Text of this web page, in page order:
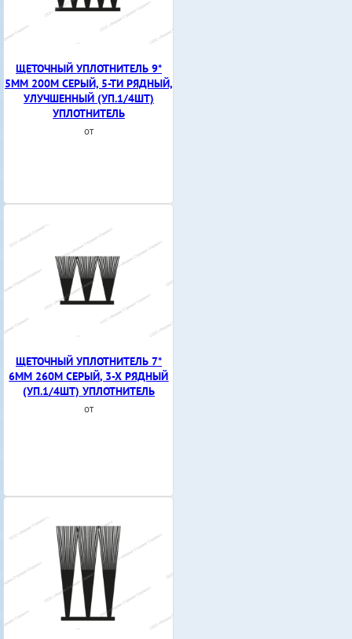
ЩЕТОЧНЫЙ УПЛОТНИТЕЛЬ 9*
5ММ 200М СЕРЫЙ, 5-ТИ РЯДНЫЙ,
УЛУЧШЕННЫЙ (УП.1/4ШТ)
УПЛОТНИТЕЛЬ
от
ЩЕТОЧНЫЙ УПЛОТНИТЕЛЬ 7*
6ММ 260М СЕРЫЙ, 3-Х РЯДНЫЙ
(УП.1/4ШТ) УПЛОТНИТЕЛЬ
от